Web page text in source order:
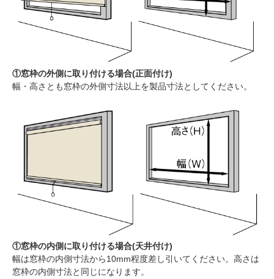
①窓枠の外側に取り付ける場合(正面付け)
幅・高さとも窓枠の外側寸法以上を製品寸法としてください。
①窓枠の内側に取り付ける場合(天井付け)
幅は窓枠の内側寸法から10mm程度差し引いてください。高さは
窓枠の内側寸法と同じになります。